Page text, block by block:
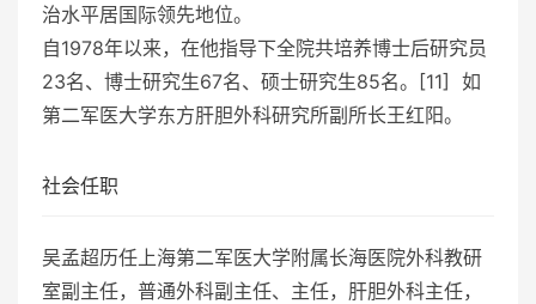
治水平居国际领先地位。
自1978年以来，在他指导下全院共培养博士后研究员
23名、博士研究生67名、硕士研究生85名。[11] 如
第二军医大学东方肝胆外科研究所副所长王红阳。
社会任职
吴孟超历任上海第二军医大学附属长海医院外科教研
室副主任，普通外科副主任、主任，肝胆外科主任，